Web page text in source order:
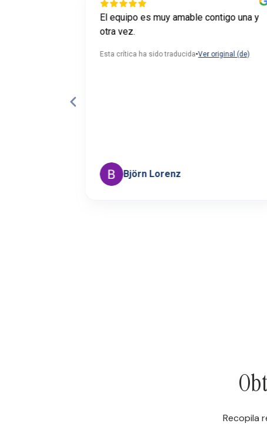
El equipo es muy amable contigo una y
otra vez.
Esta crítica ha sido traducida•Ver original (de)
Björn Lorenz
Recopila